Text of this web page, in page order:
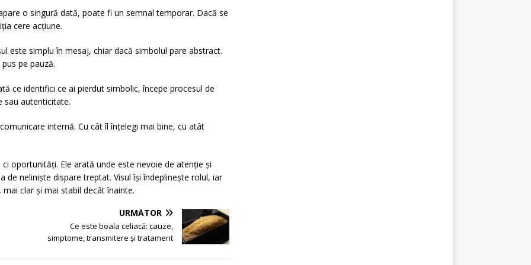
o singură dată, poate fi un semnal temporar. Dacă se
cere acțiune.
este simplu în mesaj, chiar dacă simbolul pare abstract.
pe pauză.
ce identifici ce ai pierdut simbolic, începe procesul de
sau autenticitate.
internă. Cu cât îl înțelegi mai bine, cu atât
oportunități. Ele arată unde este nevoie de atenție și
de neliniște dispare treptat. Visul își îndeplinește rolul, iar
clar și mai stabil decât înainte.
URMĂTOR
Ce este boala celiacă: cauze,
simptome, transmitere și tratament